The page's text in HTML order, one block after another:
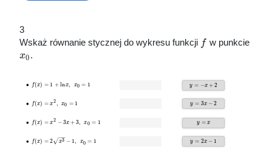
3
Wskaż równanie stycznej do wykresu funkcji f w punkcie
x0 .